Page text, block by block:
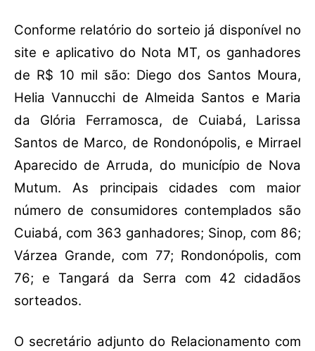
Conforme relatório do sorteio já disponível no
site e aplicativo do Nota MT, os ganhadores
de R$ 10 mil são: Diego dos Santos Moura,
Helia Vannucchi de Almeida Santos e Maria
da Glória Ferramosca, de Cuiabá, Larissa
Santos de Marco, de Rondonópolis, e Mirrael
Aparecido de Arruda, do município de Nova
Mutum. As principais cidades com maior
número de consumidores contemplados são
Cuiabá, com 363 ganhadores; Sinop, com 86;
Várzea Grande, com 77; Rondonópolis, com
76; e Tangará da Serra com 42 cidadãos
sorteados.
O secretário adjunto do Relacionamento com